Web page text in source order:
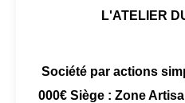
L'ATELIER
Société par actions
000€ Siège : Zone